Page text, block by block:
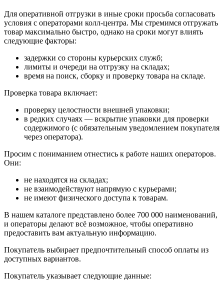
Для оперативной отгрузки в иные сроки просьба согласовать
условия с операторами колл‑центра. Мы стремимся отгружать
товар максимально быстро, однако на сроки могут влиять
следующие факторы:
задержки со стороны курьерских служб;
лимиты и очереди на отгрузку на складах;
время на поиск, сборку и проверку товара на складе.
Проверка товара включает:
проверку целостности внешней упаковки;
в редких случаях — вскрытие упаковки для проверки
содержимого (с обязательным уведомлением покупателя
через оператора).
Просим с пониманием отнестись к работе наших операторов.
Они:
не находятся на складах;
не взаимодействуют напрямую с курьерами;
не имеют физического доступа к товарам.
В нашем каталоге представлено более 700 000 наименований,
и операторы делают всё возможное, чтобы оперативно
предоставить вам актуальную информацию.
Покупатель выбирает предпочтительный способ оплаты из
доступных вариантов.
Покупатель указывает следующие данные: